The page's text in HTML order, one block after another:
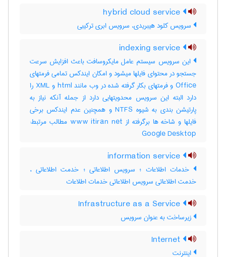
سرویس کلود هیبریدی، سرویس ابری ترکیبی
این سرویس سیستم عامل مایکروسافت باعث افزایش سرعت
جستجو در محتوای فایلها میشود و امکان ایندکس تمامی فرمتهای
Office و فرمتهای بکار گرفته شده در وب مانند html و XML را
دارد البته این سرویس محدویتهایی دارد از جمله آنکه نیاز به
پارتیشن بندی به شیوه NTFS و همچنین عدم ایندکس برخی
فایلها و شاخه ها برگرفته از www itiran net مطالب مرتبط:
Google Desktop
خدمات اطلاعات ؛ سرویس اطلاعاتی ؛ خدمت اطلاعاتی ،
خدمت اطلاعاتی سرویس اطلاعاتی خدمات اطلاعات
زیرساخت به عنوان سرویس
اینترنت